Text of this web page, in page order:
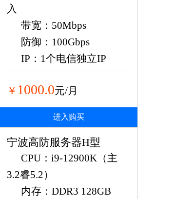
入
带宽：50Mbps
防御：100Gbps
IP：1个电信独立IP
￥ 1000.0元/月
进入购买
宁波高防服务器H型
CPU：i9-12900K（主
3.2睿5.2）
内存：DDR3 128GB